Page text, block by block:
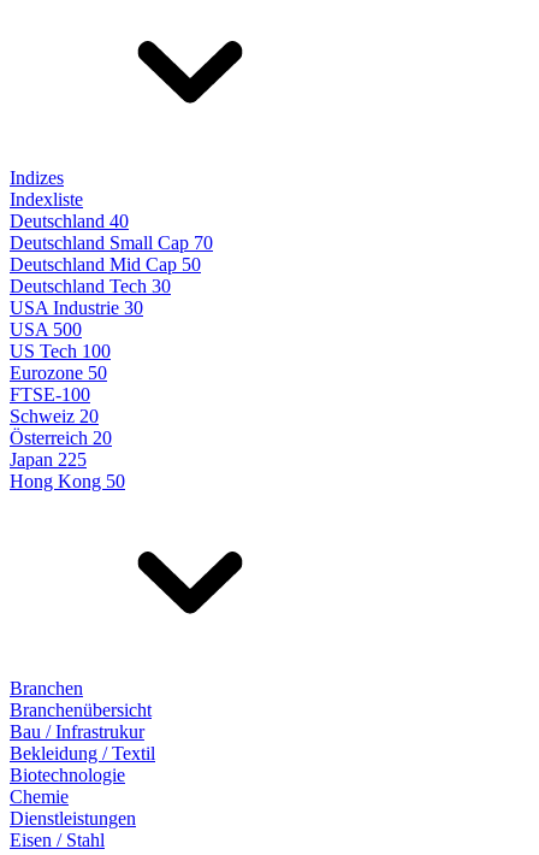
Indizes
Indexliste
Deutschland 40
Deutschland Small Cap 70
Deutschland Mid Cap 50
Deutschland Tech 30
USA Industrie 30
USA 500
US Tech 100
Eurozone 50
FTSE-100
Schweiz 20
Österreich 20
Japan 225
Hong Kong 50
Branchen
Branchenübersicht
Bau / Infrastrukur
Bekleidung / Textil
Biotechnologie
Chemie
Dienstleistungen
Eisen / Stahl